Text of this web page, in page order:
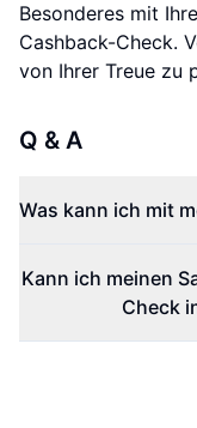
Besonderes mit
Cashback-Check.
von Ihrer Treue zu
Q & A
Was kann ich mit
Kann ich meinen
Check